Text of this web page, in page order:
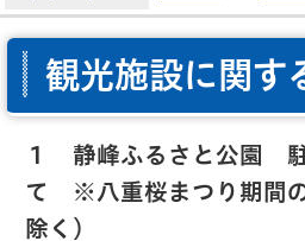
観光施設に関す
１ 静峰ふるさと公園
て ※八重桜まつり期間
除く）